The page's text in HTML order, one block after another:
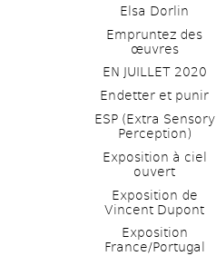
Elsa Dorlin
Empruntez des
œuvres
EN JUILLET 2020
Endetter et punir
ESP (Extra Sensory
Perception)
Exposition à ciel
ouvert
Exposition de
Vincent Dupont
Exposition
France/Portugal